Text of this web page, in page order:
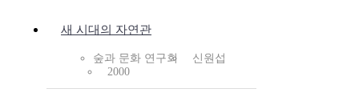
새 시대의 자연관
숲과 문화 연구회
신원섭
2000